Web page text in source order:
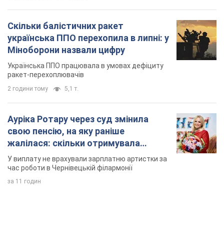
Скільки балістичних ракет
українська ППО перехопила в липні: у
Міноборони назвали цифру
Українська ППО працювала в умовах дефіциту
ракет-перехоплювачів
2 години тому 5,1 т.
Ауріка Ротару через суд змінила
свою пенсію, на яку раніше
жалілася: скільки отримувала
співачка
У виплату не врахували зарплатню артистки за
час роботи в Чернівецькій філармонії
за 11 годин